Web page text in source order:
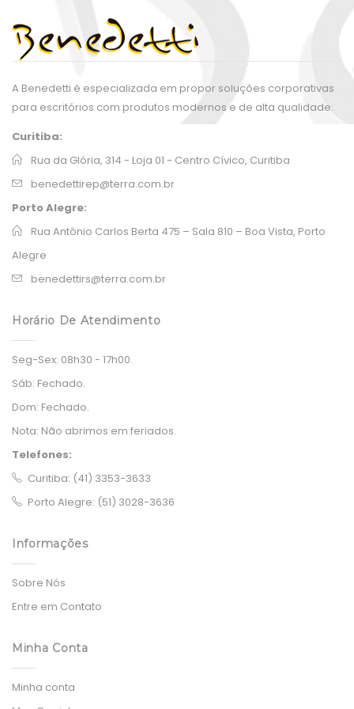
A Benedetti é especializada em propor soluções corporativas
para escritórios com produtos modernos e de alta qualidade.
Curitiba:
Rua da Glória, 314 - Loja 01 - Centro Cívico, Curitiba
benedettirep@terra.com.br
Porto Alegre:
Rua Antônio Carlos Berta 475 – Sala 810 – Boa Vista, Porto
Alegre
benedettirs@terra.com.br
Horário De Atendimento
Seg-Sex: 08h30 - 17h00.
Sáb: Fechado.
Dom: Fechado.
Nota: Não abrimos em feriados.
Telefones:
Curitiba: (41) 3353-3633
Porto Alegre: (51) 3028-3636
Informações
Sobre Nós
Entre em Contato
Minha Conta
Minha conta